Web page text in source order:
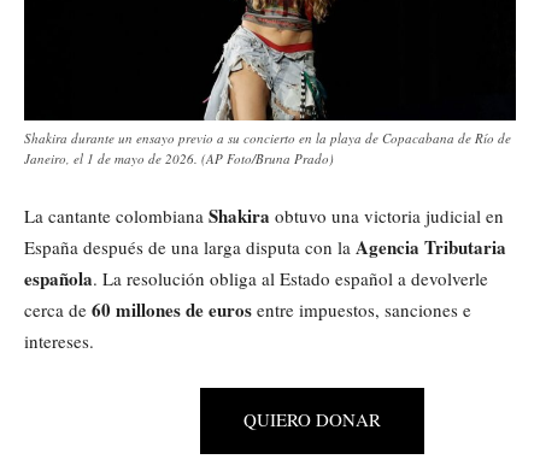
Shakira durante un ensayo previo a su concierto en la playa de Copacabana de Río de
Janeiro, el 1 de mayo de 2026. (AP Foto/Bruna Prado)
La cantante colombiana Shakira obtuvo una victoria judicial en
España después de una larga disputa con la Agencia Tributaria
española. La resolución obliga al Estado español a devolverle
cerca de 60 millones de euros entre impuestos, sanciones e
intereses.
QUIERO DONAR